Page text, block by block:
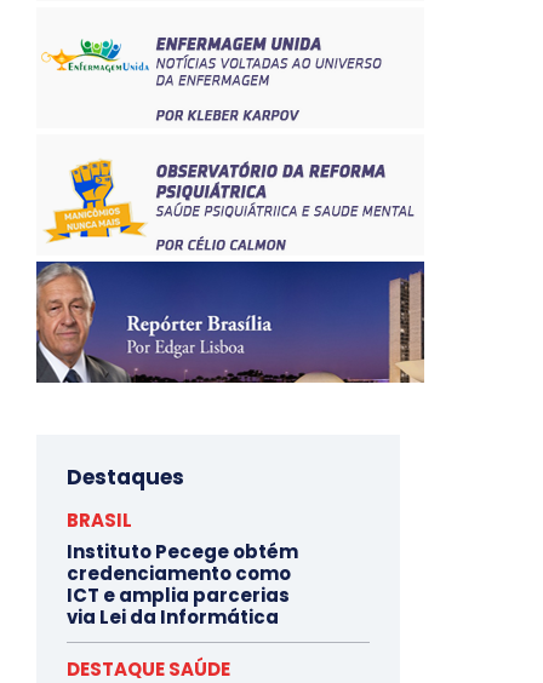
Destaques
BRASIL
Instituto Pecege obtém
credenciamento como
ICT e amplia parcerias
via Lei da Informática
DESTAQUE SAÚDE